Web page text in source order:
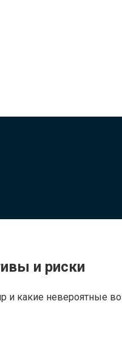
и риски
какие невероятные